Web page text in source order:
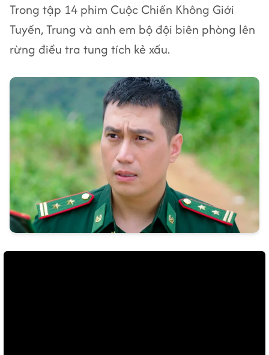
Trong tập 14 phim Cuộc Chiến Không Giới
Tuyến, Trung và anh em bộ đội biên phòng lên
rừng điều tra tung tích kẻ xấu.